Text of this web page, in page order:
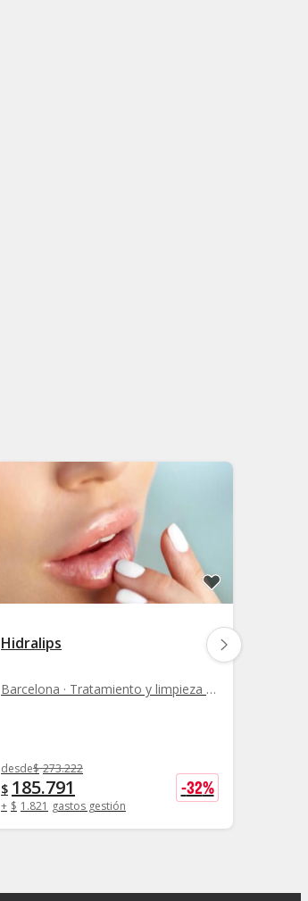
Hidralips
Barcelona · Tratamiento y limpieza facial
desde$ 273.222
$ 185.791
+ $ 1.821 gastos gestión
-32%